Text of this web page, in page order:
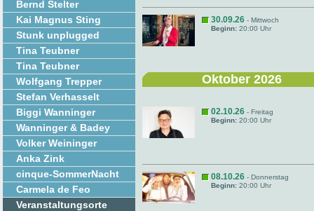
Bernd Stelter
Kai Magnus Sting
Stunk unplugged
Tina Teubner
Tina Teubner
Wolfgang Trepper
Stefan Verhasselt
Biggi Wanninger
Wanninger & Badey
Volker Weininger
Anka Zink
cinque-SommerNacht
Carmela de Feo
Veranstaltungsorte
30.09.26 - Mittwoch
Beginn: 20:00 Uhr
Oktober 2026
02.10.26 - Freitag
Beginn: 20:00 Uhr
08.10.26 - Donnerstag
Beginn: 20:00 Uhr